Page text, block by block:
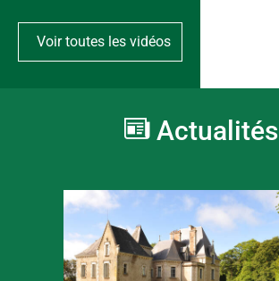
Voir toutes les vidéos
Actualités